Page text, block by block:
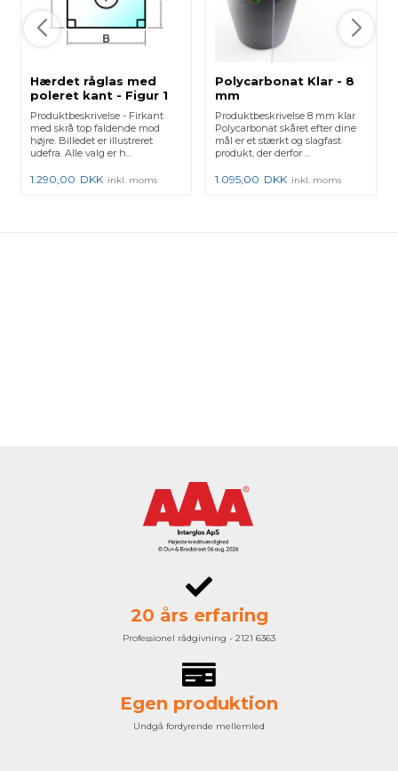
Hærdet råglas med
poleret kant - Figur 1
Produktbeskrivelse - Firkant
med skrå top faldende mod
højre. Billedet er illustreret
udefra. Alle valg er h...
1.290,00 DKK inkl. moms
Polycarbonat Klar - 8
mm
Produktbeskrivelse 8 mm klar
Polycarbonat skåret efter dine
mål er et stærkt og slagfast
produkt, der derfor ...
1.095,00 DKK inkl. moms
20 års erfaring
Professionel rådgivning - 2121 6363
Egen produktion
Undgå fordyrende mellemled